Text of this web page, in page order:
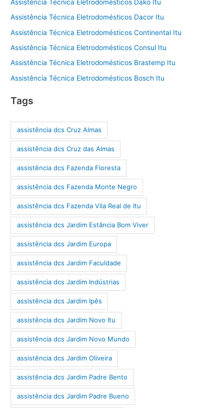
Assistência Técnica Eletrodomésticos Dako Itu
Assistência Técnica Eletrodomésticos Dacor Itu
Assistência Técnica Eletrodomésticos Continental Itu
Assistência Técnica Eletrodomésticos Consul Itu
Assistência Técnica Eletrodomésticos Brastemp Itu
Assistência Técnica Eletrodomésticos Bosch Itu
Tags
assistência dcs Cruz Almas
assistência dcs Cruz das Almas
assistência dcs Fazenda Floresta
assistência dcs Fazenda Monte Negro
assistência dcs Fazenda Vila Real de Itu
assistência dcs Jardim Estância Bom Viver
assistência dcs Jardim Europa
assistência dcs Jardim Faculdade
assistência dcs Jardim Indústrias
assistência dcs Jardim Ipês
assistência dcs Jardim Novo Itu
assistência dcs Jardim Novo Mundo
assistência dcs Jardim Oliveira
assistência dcs Jardim Padre Bento
assistência dcs Jardim Padre Bueno